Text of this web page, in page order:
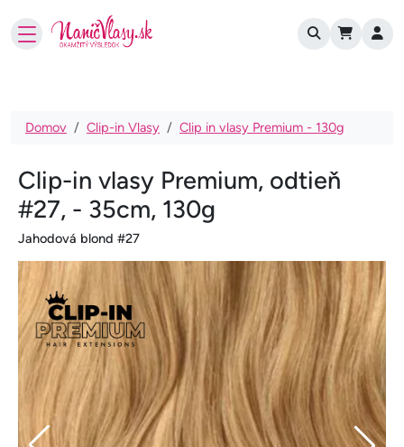
User account
Omrvinka
Domov Clip-in Vlasy Clip in vlasy Premium - 130g
Clip-in vlasy Premium, odtieň
#27, - 35cm, 130g
Jahodová blond #27